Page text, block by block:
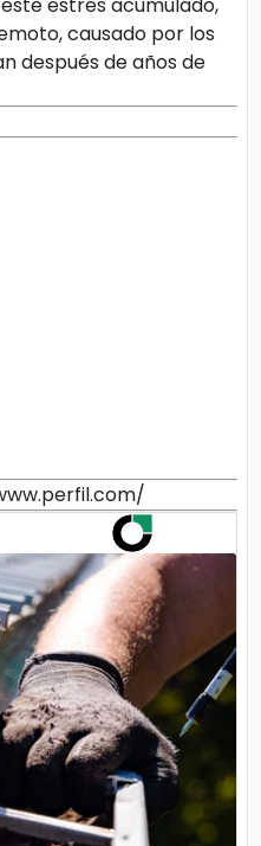
causado por los
después de años de